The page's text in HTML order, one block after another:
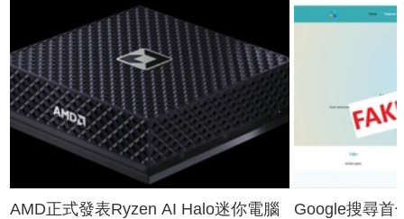
AMD正式發表Ryzen AI Halo迷你電腦
Google搜尋首